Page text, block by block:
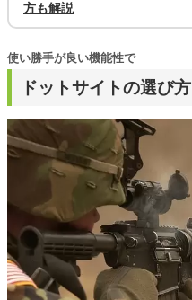
方も解説
ドットサイトの選び方
使い勝手が良い機能性で